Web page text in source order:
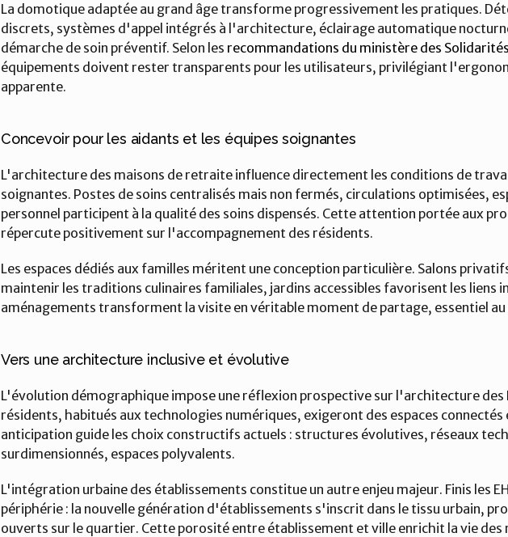
La domotique adaptée au grand âge transforme progressivement les pratiques.
discrets, systèmes d'appel intégrés à l'architecture, éclairage automatique
démarche de soin préventif. Selon les recommandations du ministère des
équipements doivent rester transparents pour les utilisateurs, privilégiant
apparente.
Concevoir pour les aidants et les équipes soignantes
L'architecture des maisons de retraite influence directement les conditions de
soignantes. Postes de soins centralisés mais non fermés, circulations optimisées,
personnel participent à la qualité des soins dispensés. Cette attention portée aux
répercute positivement sur l'accompagnement des résidents.
Les espaces dédiés aux familles méritent une conception particulière. Salons
maintenir les traditions culinaires familiales, jardins accessibles favorisent les liens
aménagements transforment la visite en véritable moment de partage, essentiel au
Vers une architecture inclusive et évolutive
L'évolution démographique impose une réflexion prospective sur l'architecture des
résidents, habitués aux technologies numériques, exigeront des espaces
anticipation guide les choix constructifs actuels : structures évolutives, réseaux
surdimensionnés, espaces polyvalents.
L'intégration urbaine des établissements constitue un autre enjeu majeur. Finis les
périphérie : la nouvelle génération d'établissements s'inscrit dans le tissu urbain,
ouverts sur le quartier. Cette porosité entre établissement et ville enrichit la vie des